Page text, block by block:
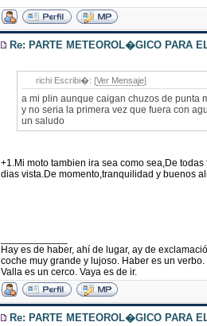
Re: PARTE METEOROL�GICO PARA
richi Escribi�: [Ver Mensaje]
a mi plin aunque caigan chuzos de punta
y no seria la primera vez que fuera con
un saludo
+1.Mi moto tambien ira sea como sea,De
dias vista.De momento,tranquilidad y buenos
Hay es de haber, ahí de lugar, ay de
coche muy grande y lujoso. Haber es un
Valla es un cerco. Vaya es de ir.
Re: PARTE METEOROL�GICO PARA